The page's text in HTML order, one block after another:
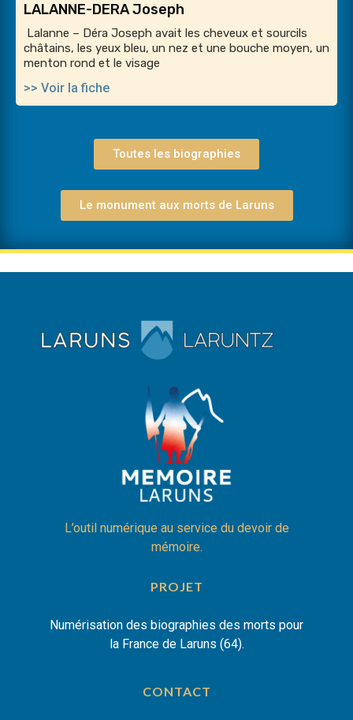
LALANNE-DERA Joseph
Lalanne – Déra Joseph avait les cheveux et sourcils
châtains, les yeux bleu, un nez et une bouche moyen, un
menton rond et le visage
>> Voir la fiche
Toutes les biographies
Le monument aux morts de Laruns
L’outil numérique au service du devoir de
mémoire.
PROJET
Numérisation des biographies des morts pour
la France de Laruns (64).
CONTACT